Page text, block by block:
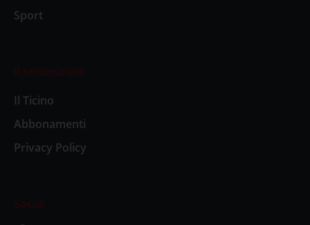
Sport
Il settimanale
Il Ticino
Abbonamenti
Privacy Policy
Social